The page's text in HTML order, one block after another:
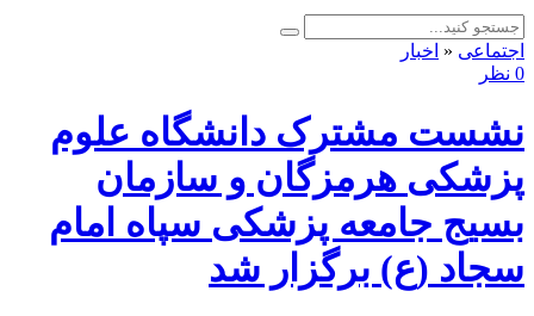
اجتماعی « اخبار
0 نظر
نشست مشترک دانشگاه علوم
پزشکی هرمزگان و سازمان
بسیج جامعه پزشکی سپاه امام
سجاد (ع) برگزار شد